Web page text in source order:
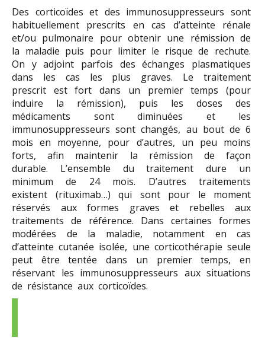
Des corticoïdes et des immunosuppresseurs sont
habituellement prescrits en cas d’atteinte rénale
et/ou pulmonaire pour obtenir une rémission de
la maladie puis pour limiter le risque de rechute.
On y adjoint parfois des échanges plasmatiques
dans les cas les plus graves. Le traitement
prescrit est fort dans un premier temps (pour
induire la rémission), puis les doses des
médicaments sont diminuées et les
immunosuppresseurs sont changés, au bout de 6
mois en moyenne, pour d’autres, un peu moins
forts, afin maintenir la rémission de façon
durable. L’ensemble du traitement dure un
minimum de 24 mois. D’autres traitements
existent (rituximab…) qui sont pour le moment
réservés aux formes graves et rebelles aux
traitements de référence. Dans certaines formes
modérées de la maladie, notamment en cas
d’atteinte cutanée isolée, une corticothérapie seule
peut être tentée dans un premier temps, en
réservant les immunosuppresseurs aux situations
de résistance aux corticoïdes.